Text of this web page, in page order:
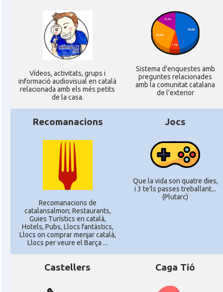
Ví­deos, activitats, grups i
informació audiovisual en català
relacionada amb els més petits
de la casa.
Sistema d'enquestes amb
preguntes relacionades
amb la comunitat catalana
de l'exterior
Recomanacions
Recomanacions de
catalansalmon; Restaurants,
Guies Turístics en català,
Hotels, Pubs, Llocs fantàstics,
Llocs on comprar menjar català,
Llocs per veure el Barça ...
Jocs
Que la vida son quatre dies,
i 3 te'ls passes treballant...
(Plutarc)
Castellers Caga Tió